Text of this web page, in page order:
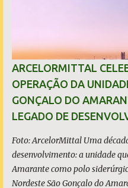
e operacionais da
Ainda assim, a empresa
42% da produção nacional de
programados e permaneceu
sustentabilidade, qualidade e
somou 15,14 milhões de
relação a 2024. A produção
milhões de toneladas,
caso, o resultado foi
ARCELORMITTAL
OPERAÇÃO DA
GONÇALO DO
LEGADO DE
Foto: ArcelorMittal Uma
desenvolvimento: a unidade
Amarante como polo
Nordeste São Gonçalo do